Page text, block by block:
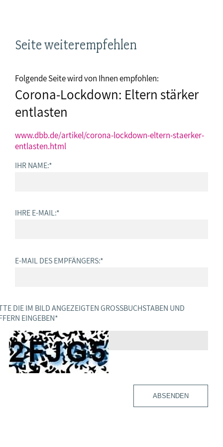
Seite weiterempfehlen
Folgende Seite wird von Ihnen empfohlen:
Corona-Lockdown: Eltern stärker
entlasten
www.dbb.de/artikel/corona-lockdown-eltern-staerker-
entlasten.html
IHR NAME:*
IHRE E-MAIL:*
E-MAIL DES EMPFÄNGERS:*
DIE IM BILD ANGEZEIGTEN GROSSBUCHSTABEN UND Z
EINGEBEN *
ABSENDEN